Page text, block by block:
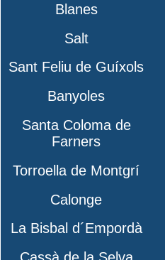
Blanes
Salt
Sant Feliu de Guíxols
Banyoles
Santa Coloma de
Farners
Torroella de Montgrí
Calonge
La Bisbal d´Empordà